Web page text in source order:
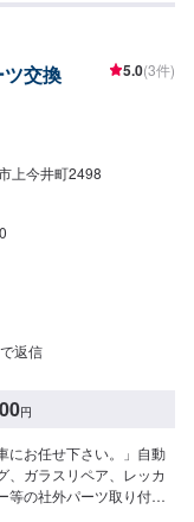
納得いただければ作業開
オファーにて詳細をお願
様にご負担いただいてお
河口湖方面から１３７号
お越しください。駐車
ください。受付はスタ
。ご案内いたします。
間：8:30~17:30
交換 5.0(3件)
上今井町2498
返信
円
お任せ下さい。」自動
、ガラスリペア、レッカ
等の社外パーツ取り付け